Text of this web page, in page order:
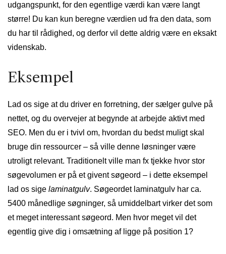
udgangspunkt, for den egentlige værdi kan være langt
større! Du kan kun beregne værdien ud fra den data, som
du har til rådighed, og derfor vil dette aldrig være en eksakt
videnskab.
Eksempel
Lad os sige at du driver en forretning, der sælger gulve på
nettet, og du overvejer at begynde at arbejde aktivt med
SEO. Men du er i tvivl om, hvordan du bedst muligt skal
bruge din ressourcer – så ville denne løsninger være
utroligt relevant. Traditionelt ville man fx tjekke hvor stor
søgevolumen er på et givent søgeord – i dette eksempel
lad os sige laminatgulv. Søgeordet laminatgulv har ca.
5400 månedlige søgninger, så umiddelbart virker det som
et meget interessant søgeord. Men hvor meget vil det
egentlig give dig i omsætning af ligge på position 1?